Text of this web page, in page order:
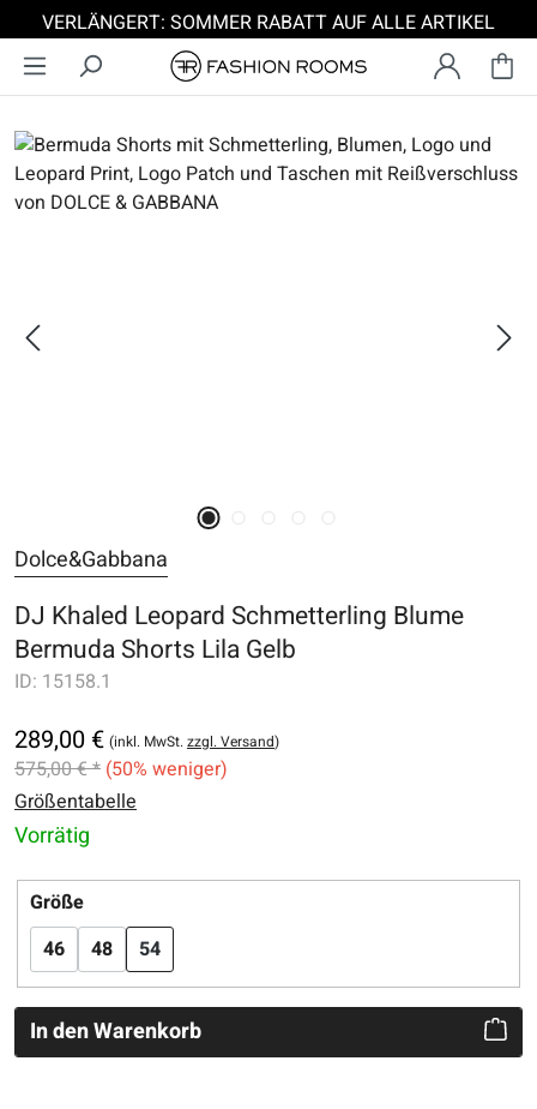
Zum Hauptinhalt springen
VERLÄNGERT: SOMMER RABATT AUF ALLE ARTIKEL
Bildergalerie überspringen
Dolce&Gabbana
DJ Khaled Leopard Schmetterling Blume
Bermuda Shorts Lila Gelb
ID: 15158.1
289,00 € (inkl. MwSt.zzgl. Versand)
575,00 € * (50% weniger)
Größentabelle
Vorrätig
Größeauswählen
46
48 54
In den Warenkorb